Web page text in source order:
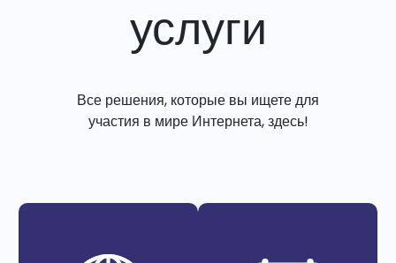
услуги
Все решения, которые вы ищете для
участия в мире Интернета, здесь!